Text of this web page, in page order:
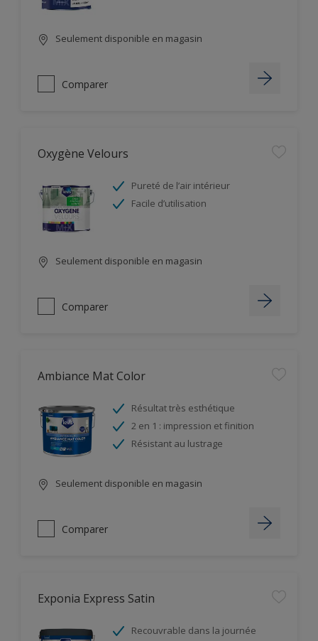
Seulement disponible en magasin
Comparer
Oxygène Velours
Pureté de l’air intérieur
Facile d’utilisation
Seulement disponible en magasin
Comparer
Ambiance Mat Color
Résultat très esthétique
2 en 1 : impression et finition
Résistant au lustrage
Seulement disponible en magasin
Comparer
Exponia Express Satin
Recouvrable dans la journée